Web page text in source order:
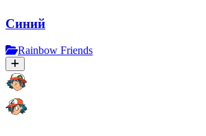
Синий
Rainbow Friends